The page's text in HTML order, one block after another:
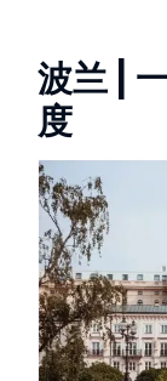
波兰 |
度